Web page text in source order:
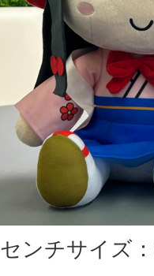
ンチサイズ